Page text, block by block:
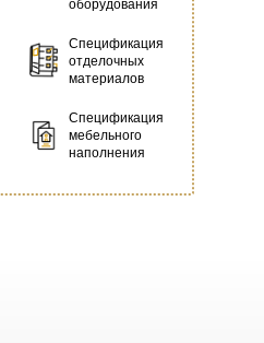
оборудования
Спецификация
отделочных
материалов
Спецификация
мебельного
наполнения